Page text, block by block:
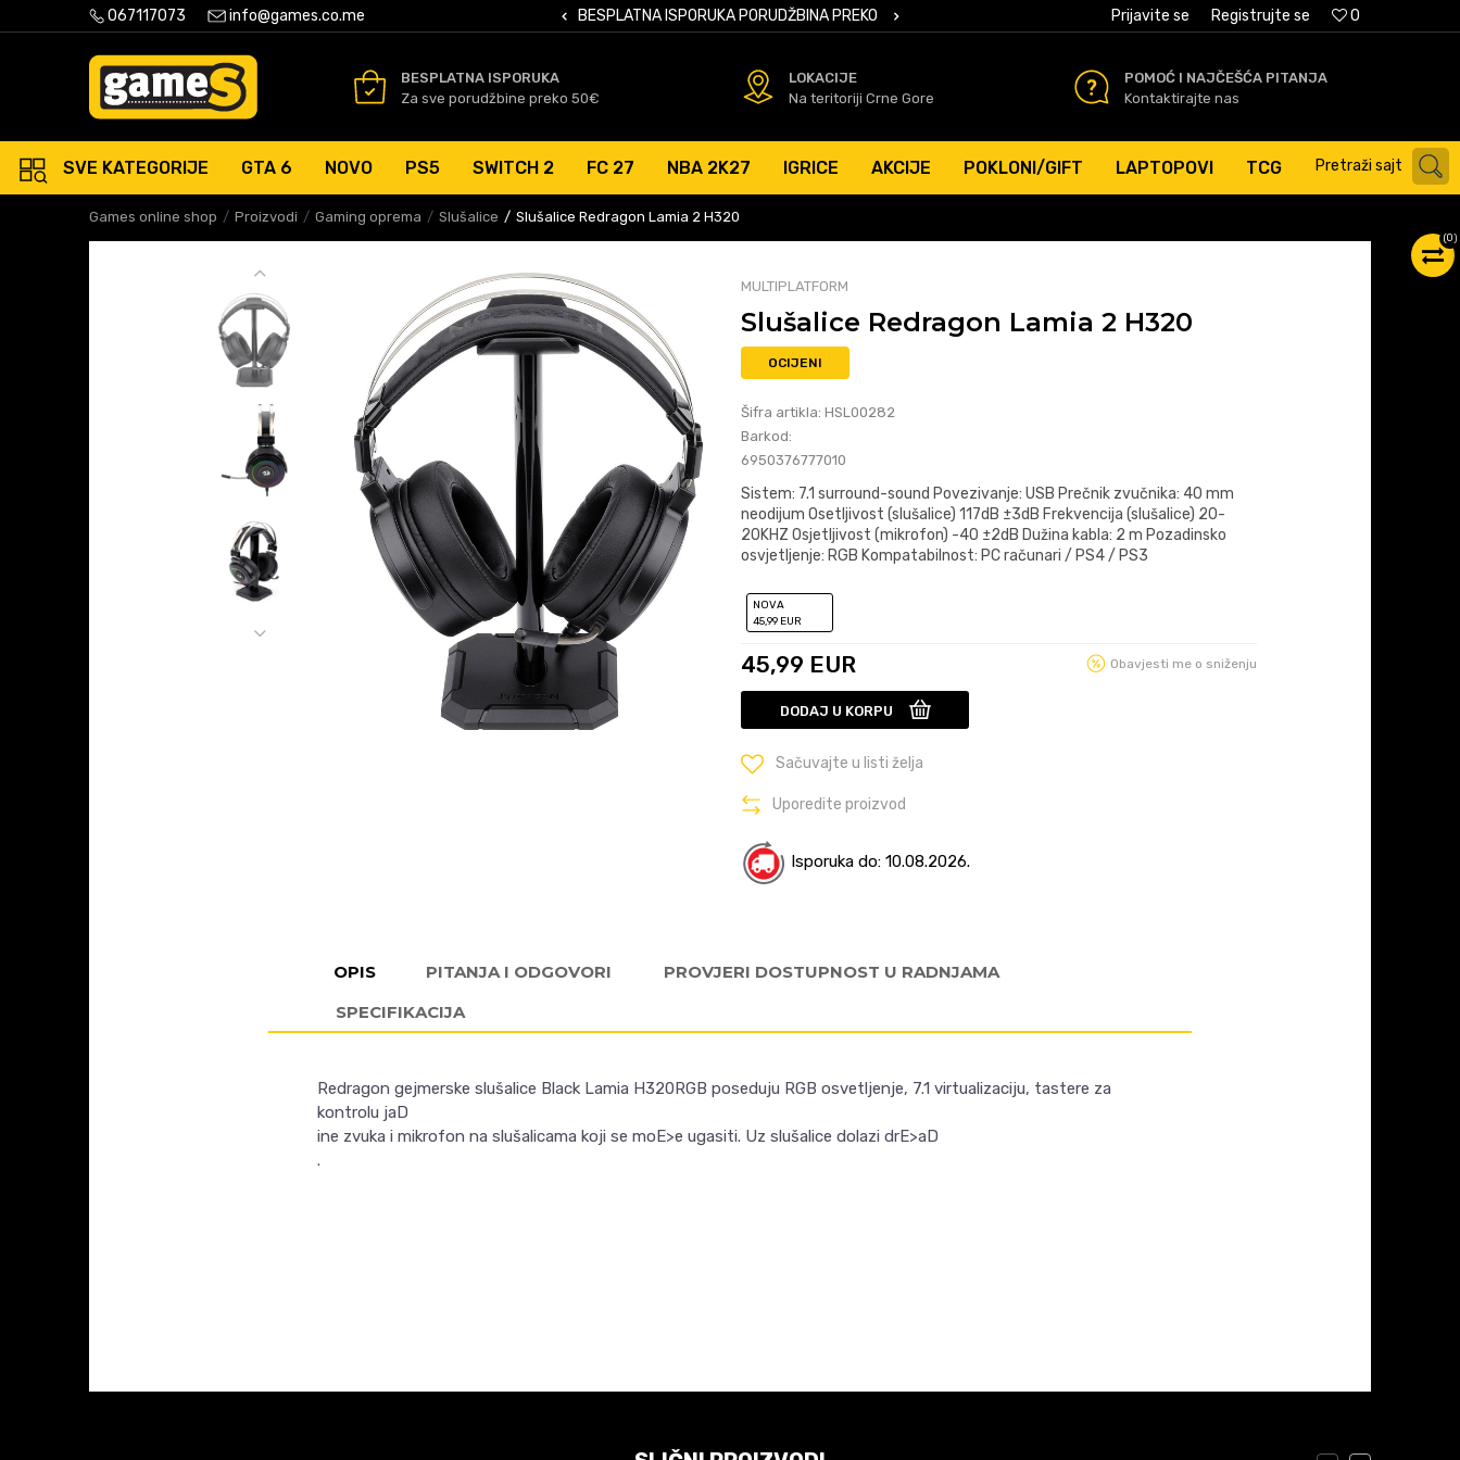
067117073 info@games.co.me
ISPORUKA PORUDŽBINA PREKO 50 EURSIGURNO PLAĆANJE PLATNIM KARTICAMA BESPLATNA ISPORUKA PORUDŽBINA PREKO 50 EURSIGURNO PLAĆANJE PLATNIM KARTICAMA 0
Prijavite se Registrujte se
BESPLATNA ISPORUKA
Za sve porudžbine preko 50€
LOKACIJE
Na teritoriji Crne Gore
POMOĆ I NAJČEŠĆA PITANJA
Kontaktirajte nas
SVE KATEGORIJE GTA 6 NOVO PS5 SWITCH 2 FC 27 NBA 2K27 IGRICE AKCIJE POKLONI/GIFT LAPTOPOVI TCG Pretraži sajt
Games online shop Proizvodi Gaming oprema Slušalice Slušalice Redragon Lamia 2 H320
(0)
MULTIPLATFORM
Slušalice Redragon Lamia 2 H320
OCIJENI
Šifra artikla: HSL00282
Barkod:
6950376777010
Sistem: 7.1 surround-sound Povezivanje: USB Prečnik zvučnika: 40 mm
neodijum Osetljivost (slušalice) 117dB ±3dB Frekvencija (slušalice) 20-
20KHZ Osjetljivost (mikrofon) -40 ±2dB Dužina kabla: 2 m Pozadinsko
osvjetljenje: RGB Kompatabilnost: PC računari / PS4 / PS3
NOVA
45,99 EUR
45,99 EUR Obavjesti me o sniženju
DODAJ U KORPU
Sačuvajte u listi želja
Uporedite proizvod
Isporuka do: 10.08.2026.
OPIS PITANJA I ODGOVORI
PROVJERI DOSTUPNOST U RADNJAMA
SPECIFIKACIJA
Redragon gejmerske slušalice Black Lamia H320RGB poseduju RGB osvetljenje, 7.1 virtualizaciju, tastere za
kontrolu jaD
ine zvuka i mikrofon na slušalicama koji se moE>e ugasiti. Uz slušalice dolazi drE>aD
.
AKCIJA- RASPRODAJA Akcija
Da